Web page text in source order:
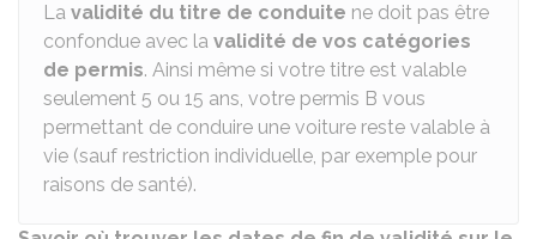
La validité du titre de conduite ne doit pas être
confondue avec la validité de vos catégories
de permis. Ainsi même si votre titre est valable
seulement 5 ou 15 ans, votre permis B vous
permettant de conduire une voiture reste valable à
vie (sauf restriction individuelle, par exemple pour
raisons de santé).